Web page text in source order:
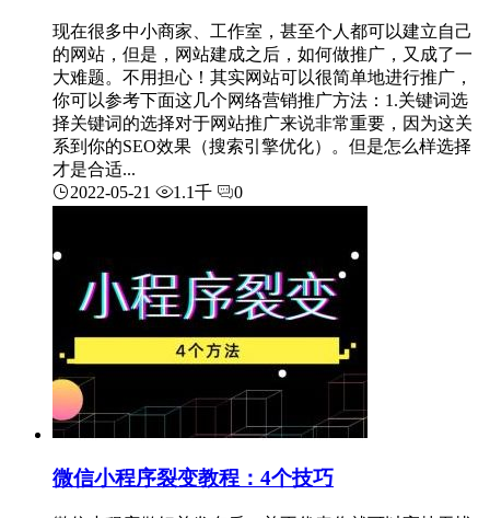
现在很多中小商家、工作室，甚至个人都可以建立自己
的网站，但是，网站建成之后，如何做推广，又成了一
大难题。不用担心！其实网站可以很简单地进行推广，
你可以参考下面这几个网络营销推广方法：1.关键词选
择关键词的选择对于网站推广来说非常重要，因为这关
系到你的SEO效果（搜索引擎优化）。但是怎么样选择
才是合适...
2022-05-21
1.1千 0
微信小程序裂变教程：4个技巧